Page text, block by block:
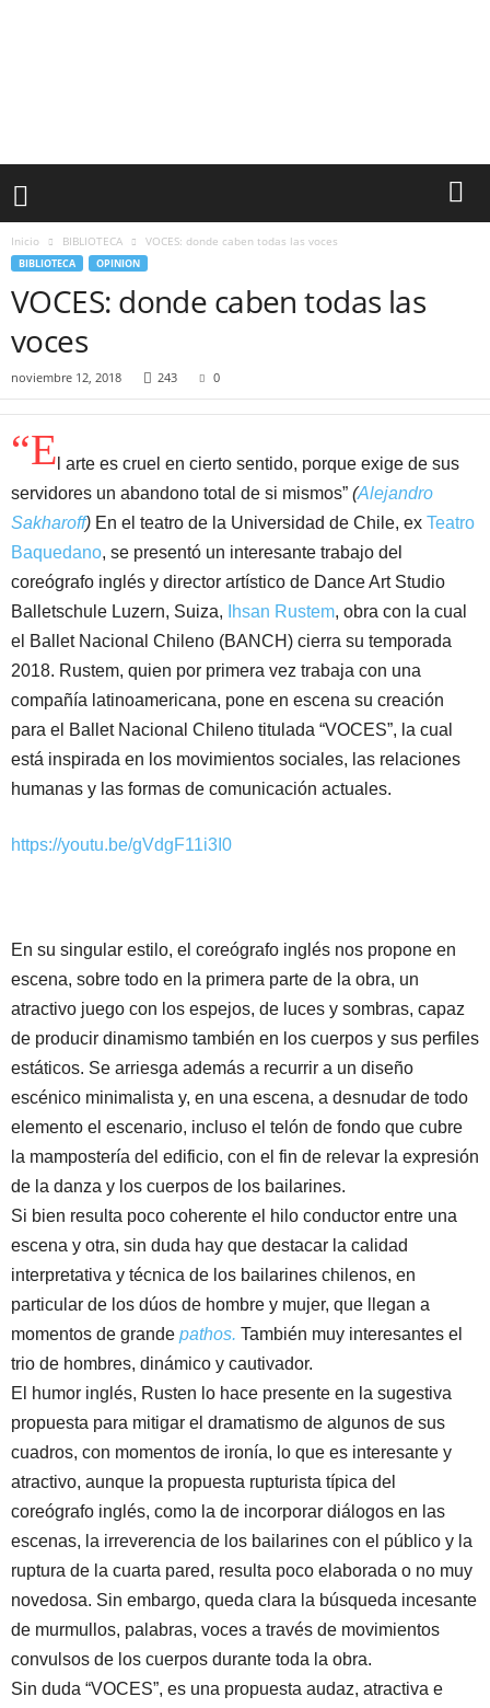
Inicio BIBLIOTECA VOCES: donde caben todas las voces
BIBLIOTECA OPINION
VOCES: donde caben todas las
voces
noviembre 12, 2018 243 0
“E l arte es cruel en cierto sentido, porque exige de sus
servidores un abandono total de si mismos” (Alejandro
Sakharoff) En el teatro de la Universidad de Chile, ex Teatro
Baquedano, se presentó un interesante trabajo del
coreógrafo inglés y director artístico de Dance Art Studio
Balletschule Luzern, Suiza,
Ihsan Rustem, obra con la cual
el Ballet Nacional Chileno (BANCH) cierra su temporada
2018. Rustem, quien por primera vez trabaja con una
compañía latinoamericana, pone en escena su creación
para el Ballet Nacional Chileno titulada “VOCES”, la cual
está inspirada en los movimientos sociales, las relaciones
humanas y las formas de comunicación actuales.
https://youtu.be/gVdgF11i3I0
En su singular estilo, el coreógrafo inglés nos propone en
escena, sobre todo en la primera parte de la obra, un
atractivo juego con los espejos, de luces y sombras, capaz
de producir dinamismo también en los cuerpos y sus perfiles
estáticos. Se arriesga además a recurrir a un diseño
escénico minimalista y, en una escena, a desnudar de todo
elemento el escenario, incluso el telón de fondo que cubre
la mampostería del edificio, con el fin de relevar la expresión
de la danza y los cuerpos de los bailarines.
Si bien resulta poco coherente el hilo conductor entre una
escena y otra, sin duda hay que destacar la calidad
interpretativa y técnica de los bailarines chilenos, en
particular de los dúos de hombre y mujer, que llegan a
momentos de grande pathos. También muy interesantes el
trio de hombres, dinámico y cautivador.
El humor inglés, Rusten lo hace presente en la sugestiva
propuesta para mitigar el dramatismo de algunos de sus
cuadros, con momentos de ironía, lo que es interesante y
atractivo, aunque la propuesta rupturista típica del
coreógrafo inglés, como la de incorporar diálogos en las
escenas, la irreverencia de los bailarines con el público y la
ruptura de la cuarta pared, resulta poco elaborada o no muy
novedosa. Sin embargo, queda clara la búsqueda incesante
de murmullos, palabras, voces a través de movimientos
convulsos de los cuerpos durante toda la obra.
Sin duda “VOCES”, es una propuesta audaz, atractiva e